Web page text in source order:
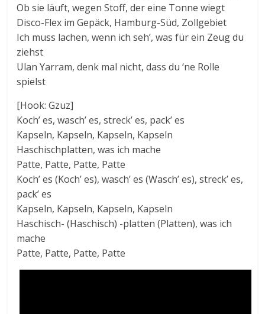
Ob sie läuft, wegen Stoff, der eine Tonne wiegt
Disco-Flex im Gepäck, Hamburg-Süd, Zollgebiet
Ich muss lachen, wenn ich seh’, was für ein Zeug du
ziehst
Ulan Yarram, denk mal nicht, dass du ‘ne Rolle
spielst
[Hook: Gzuz]
Koch’ es, wasch’ es, streck’ es, pack’ es
Kapseln, Kapseln, Kapseln, Kapseln
Haschischplatten, was ich mache
Patte, Patte, Patte, Patte
Koch’ es (Koch’ es), wasch’ es (Wasch’ es), streck’ es,
pack’ es
Kapseln, Kapseln, Kapseln, Kapseln
Haschisch- (Haschisch) -platten (Platten), was ich
mache
Patte, Patte, Patte, Patte